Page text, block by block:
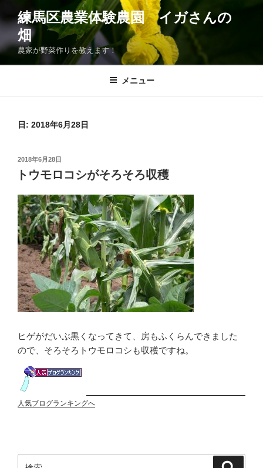
ン
ン
ツ
練馬区農業体験農園 イガさんの
畑
農家が野菜作りを教えます！
メニュー
日: 2018年6月28日
投
稿
日:
2018年6月28日
トウモロコシがそろそろ収穫
ヒゲがだいぶ黒くなってきて、房もふくらんできました
ので、そろそろトウモロコシも収穫ですね。
人気ブログランキングへ